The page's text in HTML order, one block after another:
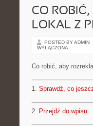
CO
LOKAL Z
POSTED BY ADMIN
WYŁĄCZONA
Co robić, aby
1. Sprawdź, co
2. Przejdź do wpisu